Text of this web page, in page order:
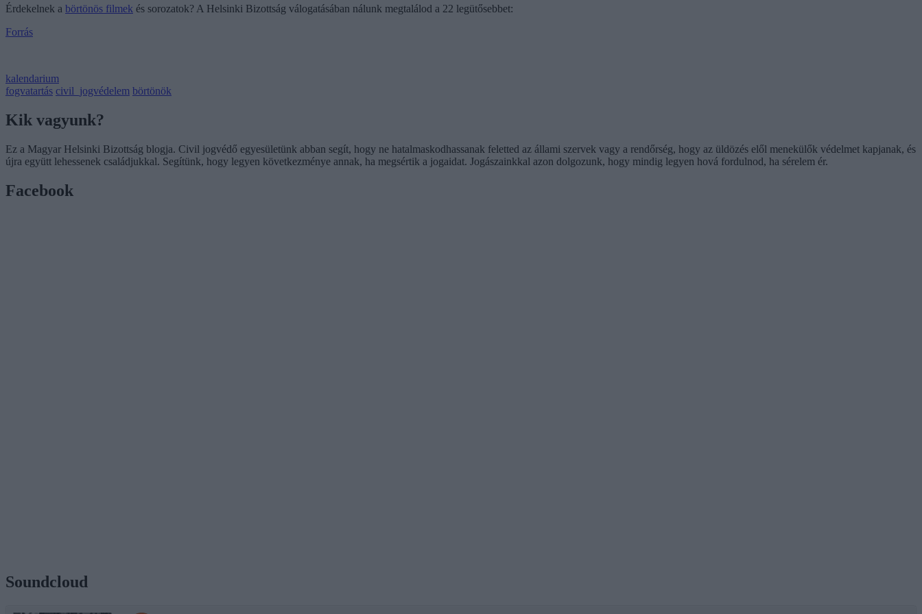
Érdekelnek a börtönös filmek és sorozatok? A Helsinki Bizottság válogatásában nálunk megtalálod a 22 legütősebbet:
Forrás
kalendarium
fogvatartás civil_jogvédelem börtönök
Kik vagyunk?
Ez a Magyar Helsinki Bizottság blogja. Civil jogvédő egyesületünk abban segít, hogy ne hatalmaskodhassanak feletted az állami szervek vagy a rendőrség, hogy az üldözés elől menekülők védelmet kapjanak, és
újra együtt lehessenek családjukkal. Segítünk, hogy legyen következménye annak, ha megsértik a jogaidat. Jogászainkkal azon dolgozunk, hogy mindig legyen hová fordulnod, ha sérelem ér.
Facebook
Soundcloud